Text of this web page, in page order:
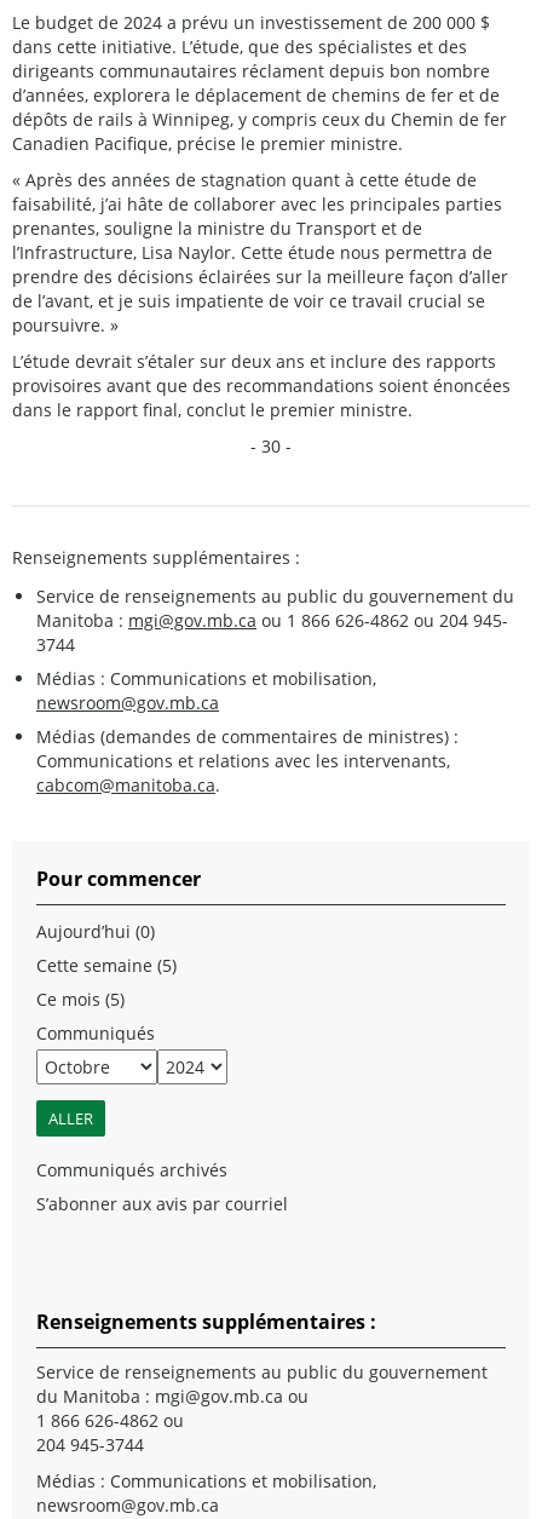
Le budget de 2024 a prévu un investissement de 200 000 $
dans cette initiative. L’étude, que des spécialistes et des
dirigeants communautaires réclament depuis bon nombre
d’années, explorera le déplacement de chemins de fer et de
dépôts de rails à Winnipeg, y compris ceux du Chemin de fer
Canadien Pacifique, précise le premier ministre.
« Après des années de stagnation quant à cette étude de
faisabilité, j’ai hâte de collaborer avec les principales parties
prenantes, souligne la ministre du Transport et de
l’Infrastructure, Lisa Naylor. Cette étude nous permettra de
prendre des décisions éclairées sur la meilleure façon d’aller
de l’avant, et je suis impatiente de voir ce travail crucial se
poursuivre. »
L’étude devrait s’étaler sur deux ans et inclure des rapports
provisoires avant que des recommandations soient énoncées
dans le rapport final, conclut le premier ministre.
- 30 -
Renseignements supplémentaires :
Service de renseignements au public du gouvernement du
Manitoba : mgi@gov.mb.ca ou 1 866 626-4862 ou 204 945-
3744
Médias : Communications et mobilisation,
newsroom@gov.mb.ca
Médias (demandes de commentaires de ministres) :
Communications et relations avec les intervenants,
cabcom@manitoba.ca.
Pour commencer
Aujourd’hui (0)
Cette semaine (5)
Ce mois (5)
Communiqués
Communiqués archivés
S’abonner aux avis par courriel
Renseignements supplémentaires :
Service de renseignements au public du gouvernement
du Manitoba : mgi@gov.mb.ca ou
1 866 626-4862 ou
204 945-3744
Médias : Communications et mobilisation,
newsroom@gov.mb.ca